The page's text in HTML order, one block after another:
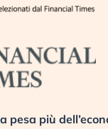
reale.